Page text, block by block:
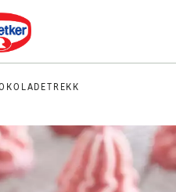
Dr. Oetker